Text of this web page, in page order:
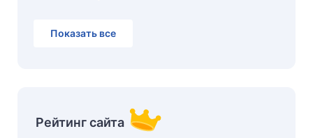
Показать все
Рейтинг сайта